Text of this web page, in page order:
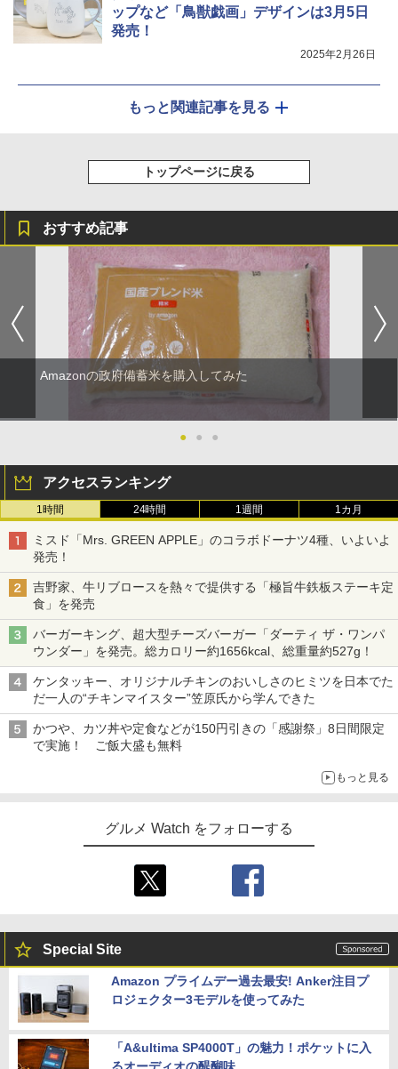
ップなど「鳥獣戯画」デザインは3月5日
発売！
2025年2月26日
もっと関連記事を見る
トップページに戻る
おすすめ記事
Amazonの政府備蓄米を購入してみた
● ● ●
アクセスランキング
1時間 24時間 1週間 1カ月
ミスド「Mrs. GREEN APPLE」のコラボドーナツ4種、いよいよ
発売！
吉野家、牛リブロースを熱々で提供する「極旨牛鉄板ステーキ定
食」を発売
バーガーキング、超大型チーズバーガー「ダーティ ザ・ワンパ
ウンダー」を発売。総カロリー約1656kcal、総重量約527g！
ケンタッキー、オリジナルチキンのおいしさのヒミツを日本でた
だ一人の“チキンマイスター”笠原氏から学んできた
かつや、カツ丼や定食などが150円引きの「感謝祭」8日間限定
で実施！ ご飯大盛も無料
もっと見る
グルメ Watch をフォローする
Special Site
Amazon プライムデー過去最安! Anker注目プ
ロジェクター3モデルを使ってみた
「A&ultima SP4000T」の魅力！ポケットに入